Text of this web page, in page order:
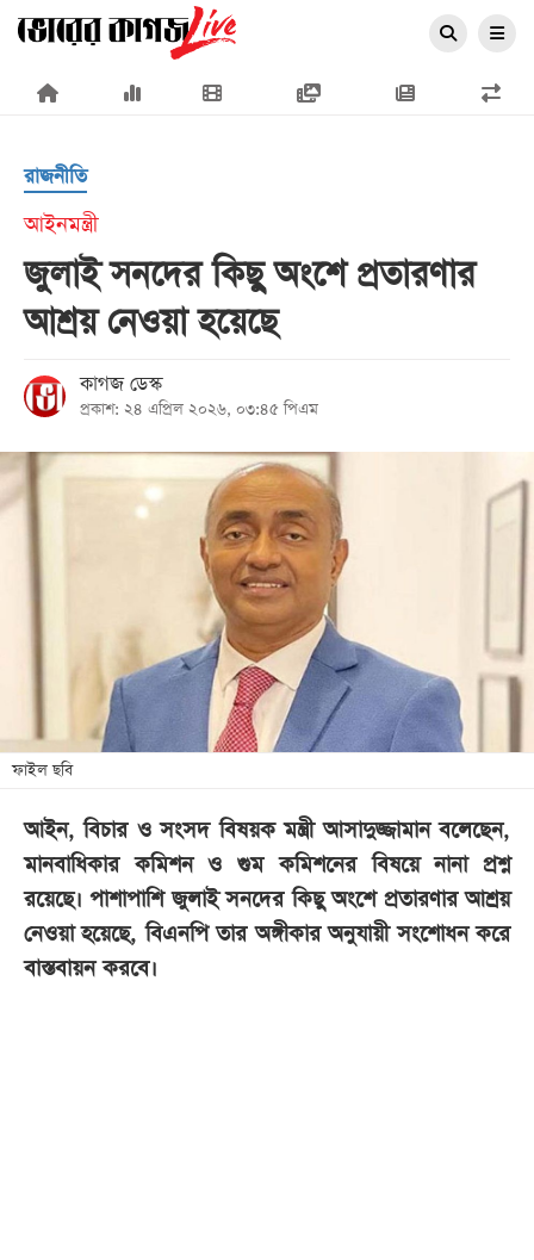
×
প্রচ্ছদ
জাতীয়
রাজনীতি
আন্তর্জাতিক
তথ্যপ্রযুক্তি
বিভাগ
ছবি
ভিডিও
রাজনীতি
আইনমন্ত্রী
জুলাই সনদের কিছু অংশে প্রতারণার
আশ্রয় নেওয়া হয়েছে
কাগজ ডেস্ক
প্রকাশ: ২৪ এপ্রিল ২০২৬, ০৩:৪৫ পিএম
ফাইল ছবি
আইন, বিচার ও সংসদ বিষয়ক মন্ত্রী আসাদুজ্জামান বলেছেন,
মানবাধিকার কমিশন ও গুম কমিশনের বিষয়ে নানা প্রশ্ন
রয়েছে। পাশাপাশি জুলাই সনদের কিছু অংশে প্রতারণার আশ্রয়
নেওয়া হয়েছে, বিএনপি তার অঙ্গীকার অনুযায়ী সংশোধন করে
বাস্তবায়ন করবে।